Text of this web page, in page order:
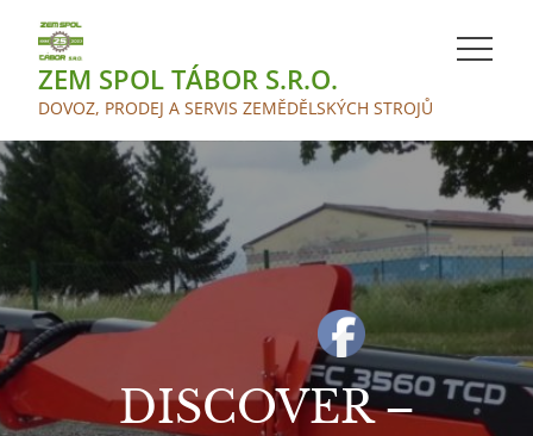
contentZEM SPOL TÁBOR S.R.O.
DOVOZ, PRODEJ A SERVIS ZEMĚDĚLSKÝCH STROJŮ
DISCOVER –